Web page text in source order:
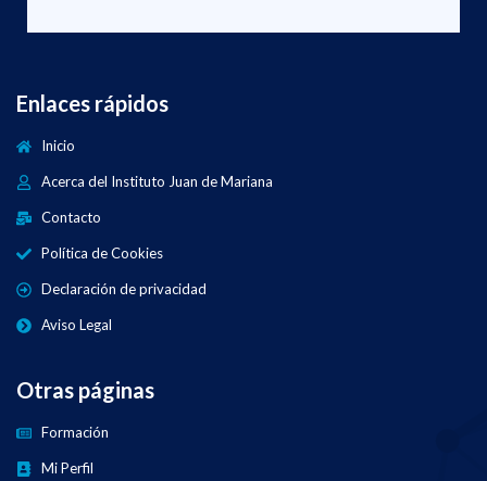
Enlaces rápidos
Inicio
Acerca del Instituto Juan de Mariana
Contacto
Política de Cookies
Declaración de privacidad
Aviso Legal
Otras páginas
Formación
Mi Perfil